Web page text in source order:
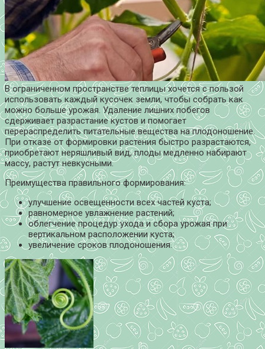
В ограниченном пространстве теплицы хочется с пользой
использовать каждый кусочек земли, чтобы собрать как
можно больше урожая. Удаление лишних побегов
сдерживает разрастание кустов и помогает
перераспределить питательные вещества на плодоношение.
При отказе от формировки растения быстро разрастаются,
приобретают неряшливый вид, плоды медленно набирают
массу, растут невкусными.
Преимущества правильного формирования:
улучшение освещенности всех частей куста;
равномерное увлажнение растений;
облегчение процедур ухода и сбора урожая при
вертикальном расположении куста;
увеличение сроков плодоношения.